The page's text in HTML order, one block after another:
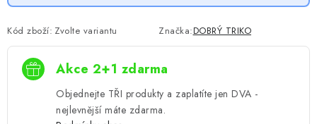
Kód zboží: Zvolte variantu Značka:DOBRÝ TRIKO
Akce 2+1 zdarma
Objednejte TŘI produkty a zaplatíte jen DVA -
nejlevnější máte zdarma.